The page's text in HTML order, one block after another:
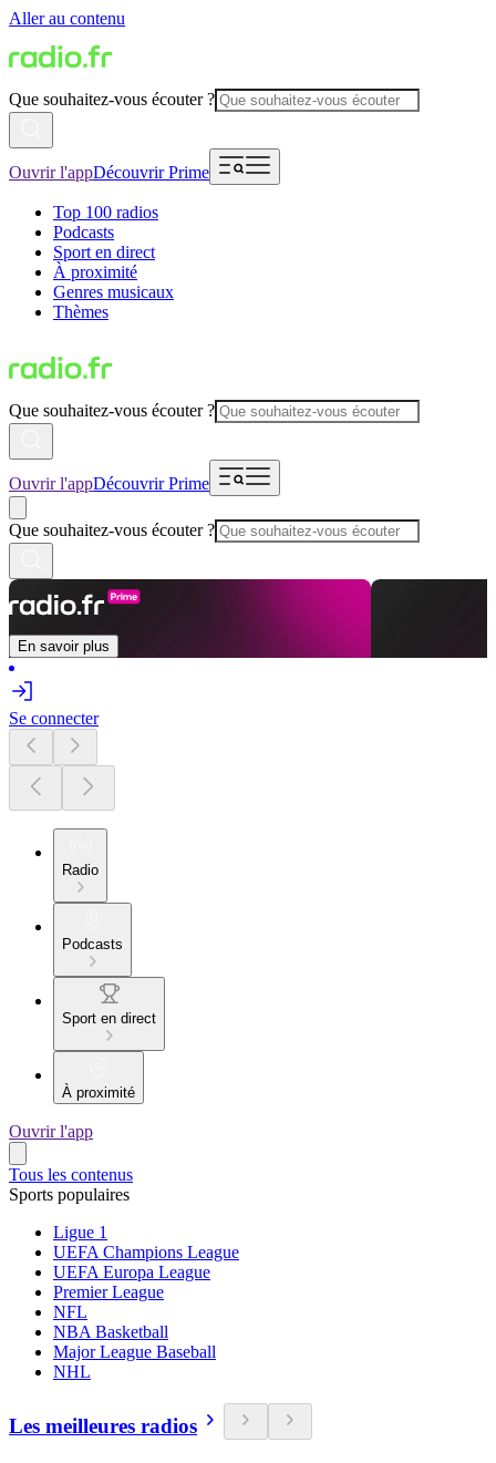
Aller au contenu
Que souhaitez-vous écouter ?
Ouvrir l'appDécouvrir Prime
Top 100 radios
Podcasts
Sport en direct
À proximité
Genres musicaux
Thèmes
Que souhaitez-vous écouter ?
Ouvrir l'appDécouvrir Prime
Que souhaitez-vous écouter ?
En savoir plus
Se connecter
Radio
Podcasts
Sport en direct
À proximité
Ouvrir l'app
Tous les contenus
Sports populaires
Ligue 1
UEFA Champions League
UEFA Europa League
Premier League
NFL
NBA Basketball
Major League Baseball
NHL
Les meilleures radios